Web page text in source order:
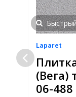
Laparet
(Вега)
06-488